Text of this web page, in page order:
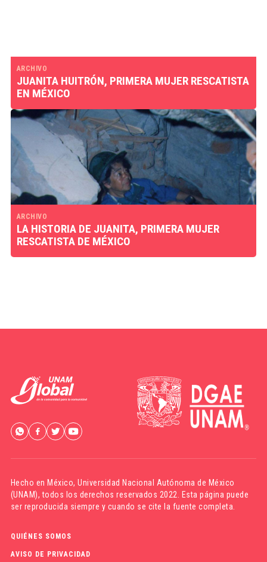
ARCHIVO
JUANITA HUITRÓN, PRIMERA MUJER RESCATISTA
EN MÉXICO
ARCHIVO
LA HISTORIA DE JUANITA, PRIMERA MUJER
RESCATISTA DE MÉXICO
Hecho en México,Universidad Nacional Autónoma de México
(UNAM), todos los derechos reservados 2022. Esta página puede
ser reproducida siempre y cuando se cite la fuente completa.
QUIÉNES SOMOS
AVISO DE PRIVACIDAD